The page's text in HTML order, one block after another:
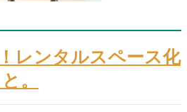
レンタルスペース化
。